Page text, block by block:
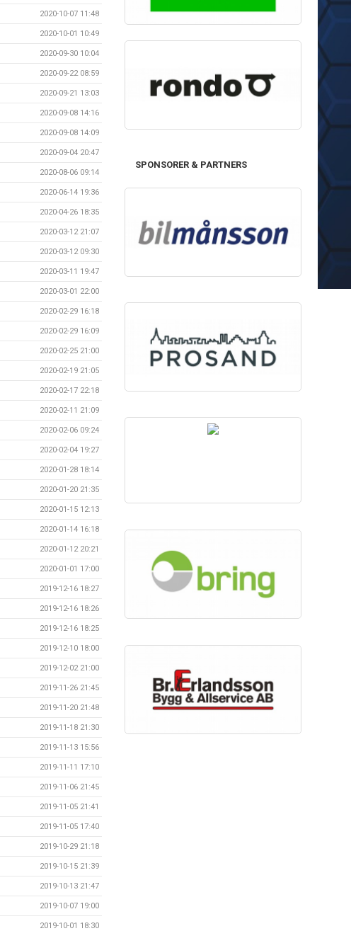
2020-10-07 11:48
2020-10-01 10:49
2020-09-30 10:04
2020-09-22 08:59
2020-09-21 13:03
2020-09-08 14:16
2020-09-08 14:09
2020-09-04 20:47
2020-08-06 09:14
2020-06-14 19:36
2020-04-26 18:35
2020-03-12 21:07
2020-03-12 09:30
2020-03-11 19:47
2020-03-01 22:00
2020-02-29 16:18
2020-02-29 16:09
2020-02-25 21:00
2020-02-19 21:05
2020-02-17 22:18
2020-02-11 21:09
2020-02-06 09:24
2020-02-04 19:27
2020-01-28 18:14
2020-01-20 21:35
2020-01-15 12:13
2020-01-14 16:18
2020-01-12 20:21
2020-01-01 17:00
2019-12-16 18:27
2019-12-16 18:26
2019-12-16 18:25
2019-12-10 18:00
2019-12-02 21:00
2019-11-26 21:45
2019-11-20 21:48
2019-11-18 21:30
2019-11-13 15:56
2019-11-11 17:10
2019-11-06 21:45
2019-11-05 21:41
2019-11-05 17:40
2019-10-29 21:18
2019-10-15 21:39
2019-10-13 21:47
2019-10-07 19:00
2019-10-01 18:30
SPONSORER & PARTNERS